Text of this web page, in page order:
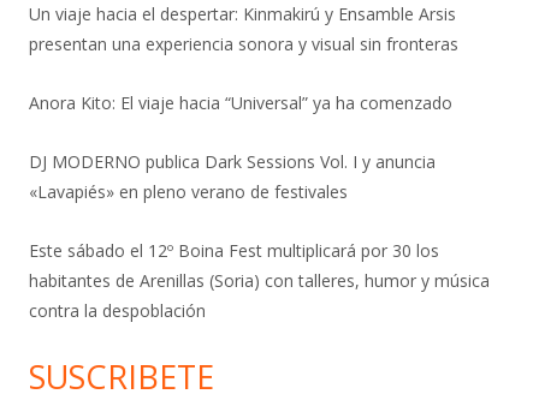
Un viaje hacia el despertar: Kinmakirú y Ensamble Arsis
presentan una experiencia sonora y visual sin fronteras
Anora Kito: El viaje hacia “Universal” ya ha comenzado
DJ MODERNO publica Dark Sessions Vol. I y anuncia
«Lavapiés» en pleno verano de festivales
Este sábado el 12º Boina Fest multiplicará por 30 los
habitantes de Arenillas (Soria) con talleres, humor y música
contra la despoblación
SUSCRIBETE